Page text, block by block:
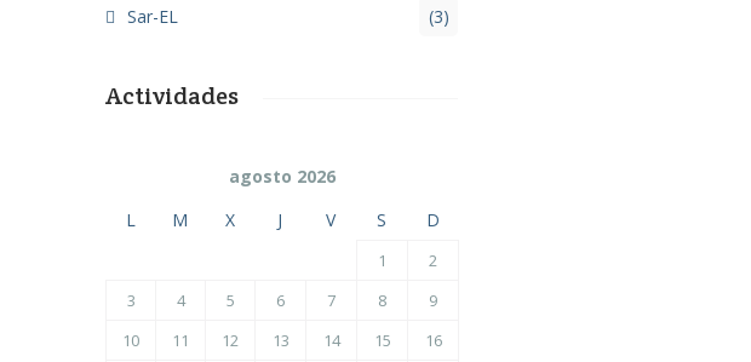
Sar-EL (3)
Actividades
agosto 2026
L
M X J V S D
1
2
3
4 5 6 7 8
9
10
11 12 13 14 15
16